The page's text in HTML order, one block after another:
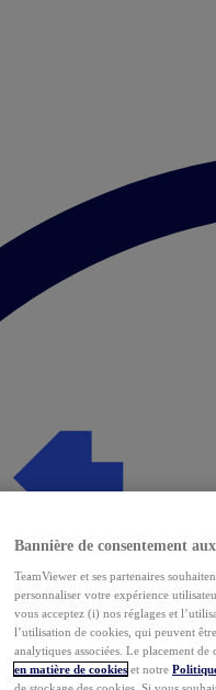
Bannière de consentement
TeamViewer et ses partenaires
personnaliser votre expérience
vous acceptez (i) nos réglages et
l’utilisation de cookies, qui peuvent
analytiques associées. Le placement
en matière de cookies et notre